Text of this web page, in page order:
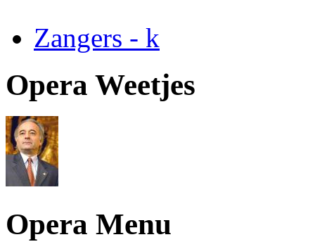
Zangers - k
Opera Weetjes
Opera Menu